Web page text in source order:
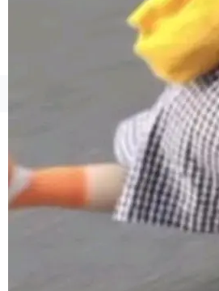
生成与复杂版式组织； 更稳定的图...
©OSCHINA(OSChina.NET)